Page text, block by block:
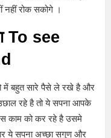
नहीं रोक सकोगे ।
To see
में बहुत सारे पैसे ले रखे है और
रहे है तो ये सपना आपके
काम को कर रहे है उसमे
ये सपना अच्छा सगुण और